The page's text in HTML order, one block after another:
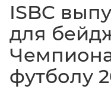
ISBC
для
футболу